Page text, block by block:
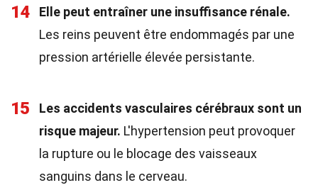
14
Elle peut entraîner une insuffisance rénale.
Les reins peuvent être endommagés par une
pression artérielle élevée persistante.
15
Les accidents vasculaires cérébraux sont un
risque majeur. L'hypertension peut provoquer
la rupture ou le blocage des vaisseaux
sanguins dans le cerveau.